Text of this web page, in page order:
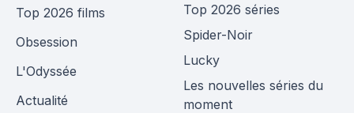
Top 2026 films
Obsession
L'Odyssée
Actualité
Top 2026 séries
Spider-Noir
Lucky
Les nouvelles séries du
moment